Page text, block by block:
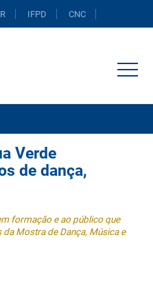
IFPD CNC
Verde
de dança,
formação e ao público que
Mostra de Dança, Música e